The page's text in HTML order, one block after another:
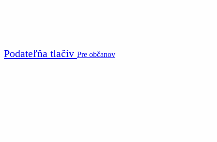
Podateľňa tlačív Pre občanov